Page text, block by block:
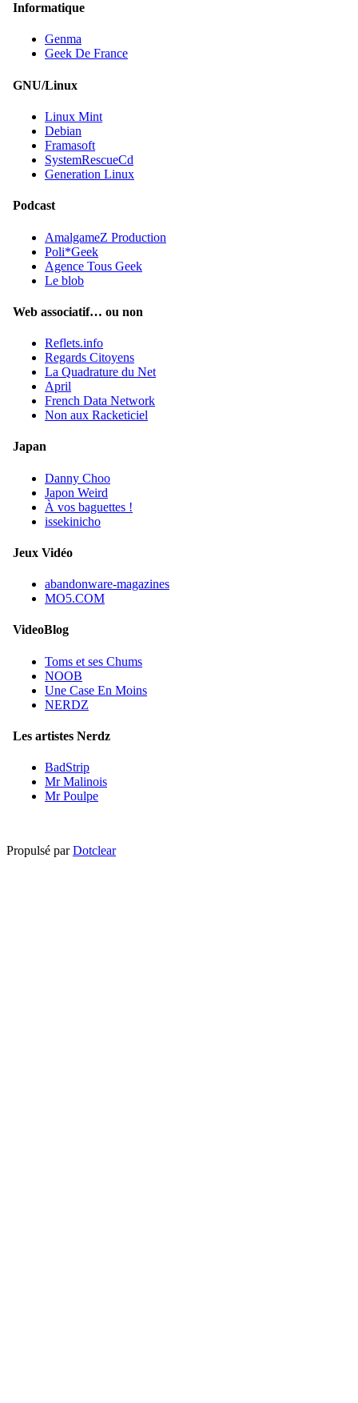
Informatique
Genma
Geek De France
GNU/Linux
Linux Mint
Debian
Framasoft
SystemRescueCd
Generation Linux
Podcast
AmalgameZ Production
Poli*Geek
Agence Tous Geek
Le blob
Web associatif… ou non
Reflets.info
Regards Citoyens
La Quadrature du Net
April
French Data Network
Non aux Racketiciel
Japan
Danny Choo
Japon Weird
À vos baguettes !
issekinicho
Jeux Vidéo
abandonware-magazines
MO5.COM
VideoBlog
Toms et ses Chums
NOOB
Une Case En Moins
NERDZ
Les artistes Nerdz
BadStrip
Mr Malinois
Mr Poulpe
Propulsé parDotclear